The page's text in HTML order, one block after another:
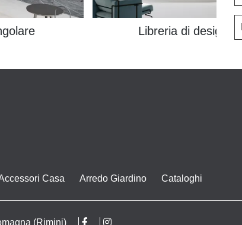
Libreria di design
Casa Arredo Giardino Cataloghi
(Rimini)